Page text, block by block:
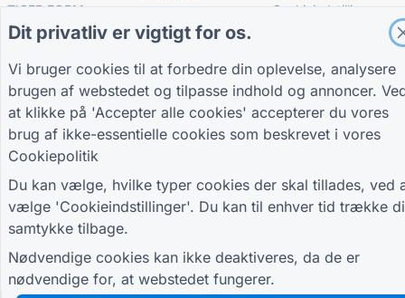
DELTAG I FÆLLESSKABET
TIGER FORM
Vejledning
Cookieindstillinger
Dit privatliv er vigtigt for os.
Vi bruger cookies til at forbedre din oplevelse, analysere
brugen af webstedet og tilpasse indhold og annoncer.
at klikke på 'Accepter alle cookies' accepterer du vores
brug af ikke-essentielle cookies som beskrevet i vores
Cookiepolitik
Du kan vælge, hvilke typer cookies der skal tillades, ved
vælge 'Cookieindstillinger'. Du kan til enhver tid trække
samtykke tilbage.
Nødvendige cookies kan ikke deaktiveres, da de er
nødvendige for, at webstedet fungerer.